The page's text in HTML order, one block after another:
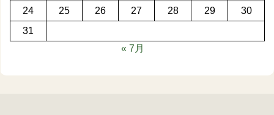
24
25 26 27 28 29
30
31
« 7月